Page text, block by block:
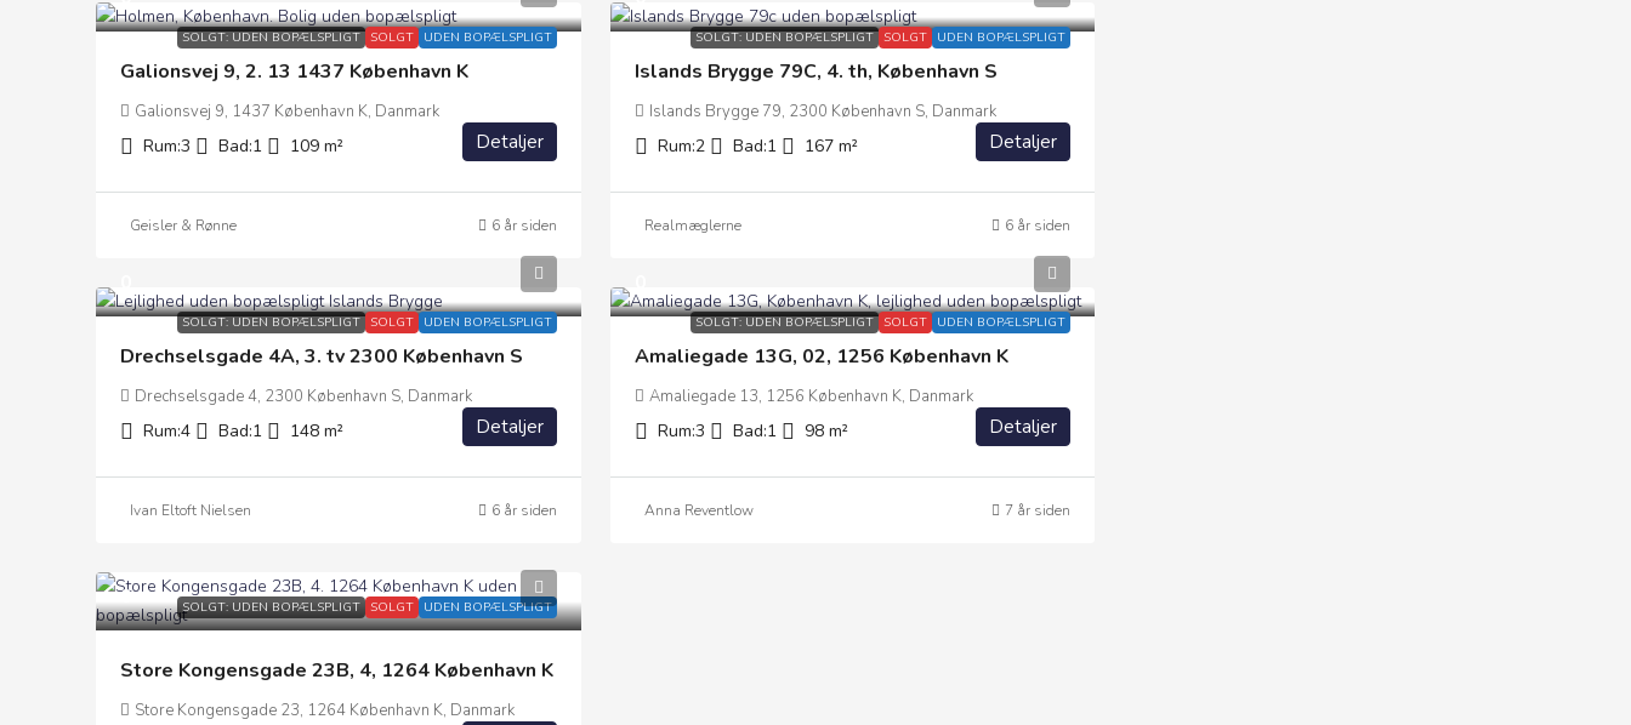
SOLGT: UDEN BOPÆLSPLIGT SOLGT UDEN BOPÆLSPLIGT
Galionsvej 9, 2. 13 1437 København K
Galionsvej 9, 1437 København K, Danmark
Rum:3 Bad:1 109 m² Detaljer
Geisler & Rønne 6 år siden
SOLGT: UDEN BOPÆLSPLIGT SOLGT UDEN BOPÆLSPLIGT
Islands Brygge 79C, 4. th, København S
Islands Brygge 79, 2300 København S, Danmark
Rum:2 Bad:1 167 m² Detaljer
Realmæglerne 6 år siden
SOLGT: UDEN BOPÆLSPLIGT SOLGT UDEN BOPÆLSPLIGT
Drechselsgade 4A, 3. tv 2300 København S
Drechselsgade 4, 2300 København S, Danmark
Rum:4 Bad:1 148 m² Detaljer
Ivan Eltoft Nielsen 6 år siden
SOLGT: UDEN BOPÆLSPLIGT SOLGT UDEN BOPÆLSPLIGT
Amaliegade 13G, 02, 1256 København K
Amaliegade 13, 1256 København K, Danmark
Rum:3 Bad:1 98 m² Detaljer
Anna Reventlow 7 år siden
SOLGT: UDEN BOPÆLSPLIGT SOLGT UDEN BOPÆLSPLIGT
0
Store Kongensgade 23B, 4, 1264 København K
Store Kongensgade 23, 1264 København K, Danmark